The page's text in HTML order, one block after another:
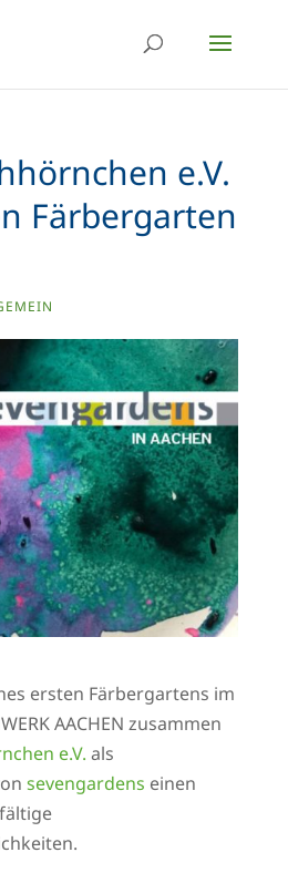
e.V.
Färbergarten
ersten Färbergartens im
AACHEN zusammen
e.V. als
sevengardens einen